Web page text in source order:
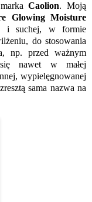
markaCaolion. Moją
Glowing Moisture
i suchej, w formie
do stosowania
np. przed ważnym
nawet w małej
wypielęgnowanej
sama nazwa na